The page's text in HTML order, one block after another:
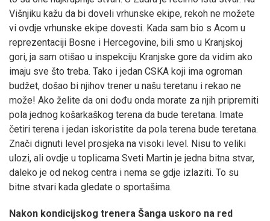
Višnjiku kažu da bi doveli vrhunske ekipe, rekoh ne možete
vi ovdje vrhunske ekipe dovesti. Kada sam bio s Acom u
reprezentaciji Bosne i Hercegovine, bili smo u Kranjskoj
gori, ja sam otišao u inspekciju Kranjske gore da vidim ako
imaju sve što treba. Tako i jedan CSKA koji ima ogroman
budžet, došao bi njihov trener u našu teretanu i rekao ne
može! Ako želite da oni dođu onda morate za njih pripremiti
pola jednog košarkaškog terena da bude teretana. Imate
četiri terena i jedan iskoristite da pola terena bude teretana.
Znači dignuti level prosjeka na visoki level. Nisu to veliki
ulozi, ali ovdje u toplicama Sveti Martin je jedna bitna stvar,
daleko je od nekog centra i nema se gdje izlaziti. To su
bitne stvari kada gledate o sportašima.
Nakon kondicijskog trenera Šanga uskoro na red